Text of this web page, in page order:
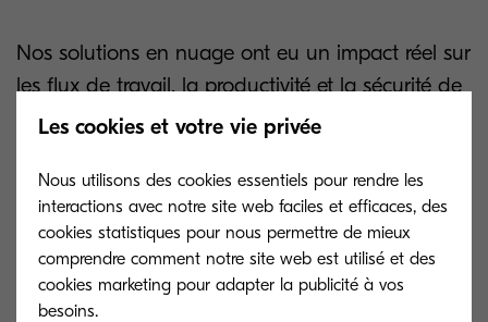
Nos solutions en nuage ont eu un impact réel sur
les flux de travail, la productivité et la sécurité de
nos clients. Découvrez comment nous avons aidé
leurs méthodes de travail.
Découvrez les témoignages
Les cookies et votre vie privée
Nous utilisons des cookies essentiels pour rendre les
interactions avec notre site web faciles et efficaces, des
cookies statistiques pour nous permettre de mieux
comprendre comment notre site web est utilisé et des
cookies marketing pour adapter la publicité à vos
besoins.